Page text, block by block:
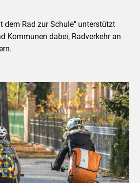
dem Rad zur Schule" unterstützt
Kommunen dabei, Radverkehr an